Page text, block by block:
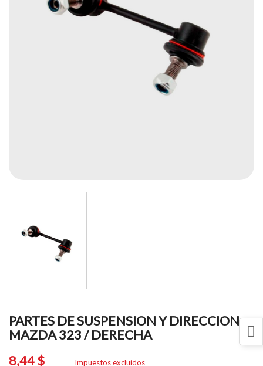
PARTES DE SUSPENSION Y DIRECCION
MAZDA 323 / DERECHA
8,44 $
Impuestos excluidos